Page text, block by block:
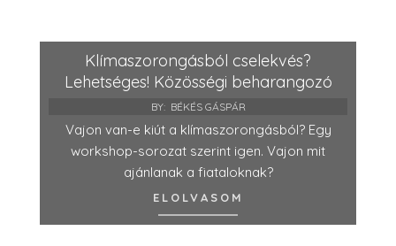
Klímaszorongásból cselekvés?
Lehetséges! Közösségi beharangozó
BY: BÉKÉS GÁSPÁR
Vajon van-e kiút a klímaszorongásból? Egy
workshop-sorozat szerint igen. Vajon mit
ajánlanak a fiataloknak?
ELOLVASOM